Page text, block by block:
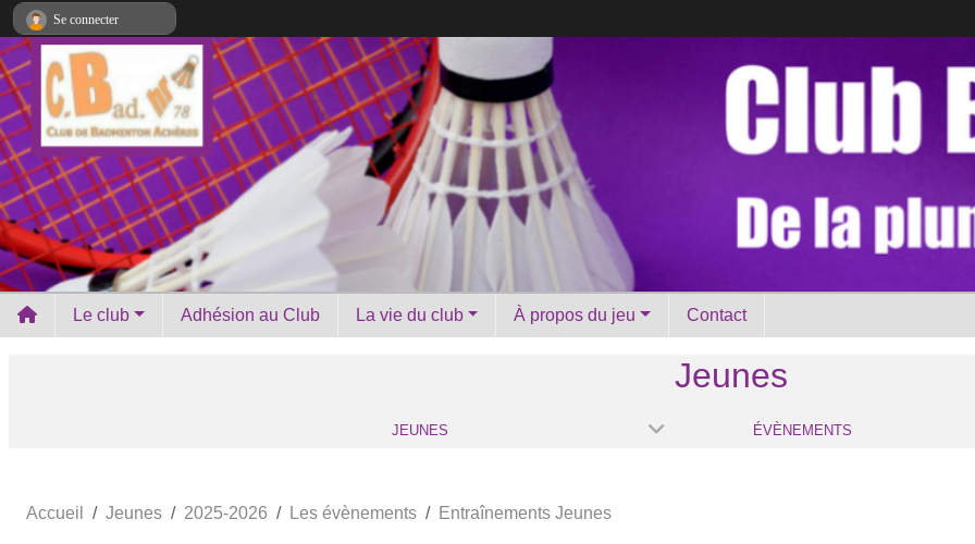
Le club Adhésion au Club La vie du club À propos du jeu Contact
Jeunes
JEUNES ÉVÈNEMENTS
Accueil Jeunes 2025-2026 Les évènements Entraînements Jeunes
Se connecter
Panneau de gestion des cookies